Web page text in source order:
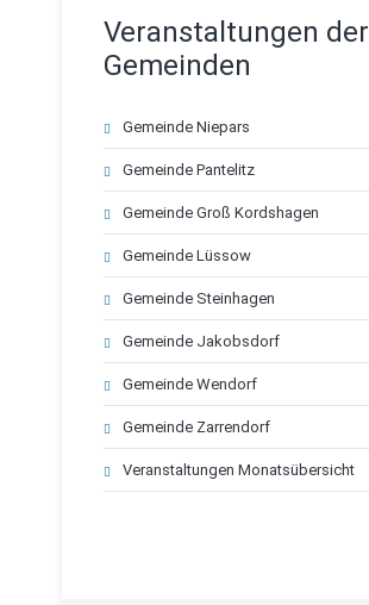
Veranstaltungen der
Gemeinden
Navigation
überspringen
Gemeinde Niepars
Gemeinde Pantelitz
Gemeinde Groß Kordshagen
Gemeinde Lüssow
Gemeinde Steinhagen
Gemeinde Jakobsdorf
Gemeinde Wendorf
Gemeinde Zarrendorf
Veranstaltungen Monatsübersicht